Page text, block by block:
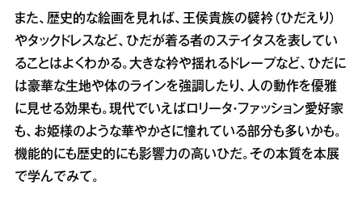
また、歴史的な絵画を見れば、王侯貴族の襞衿（ひだえり）
やタックドレスなど、ひだが着る者のステイタスを表してい
ることはよくわかる。大きな衿や揺れるドレープなど、ひだに
は豪華な生地や体のラインを強調したり、人の動作を優雅
に見せる効果も。現代でいえばロリータ・ファッション愛好家
も、お姫様のような華やかさに憧れている部分も多いかも。
機能的にも歴史的にも影響力の高いひだ。その本質を本展
で学んでみて。